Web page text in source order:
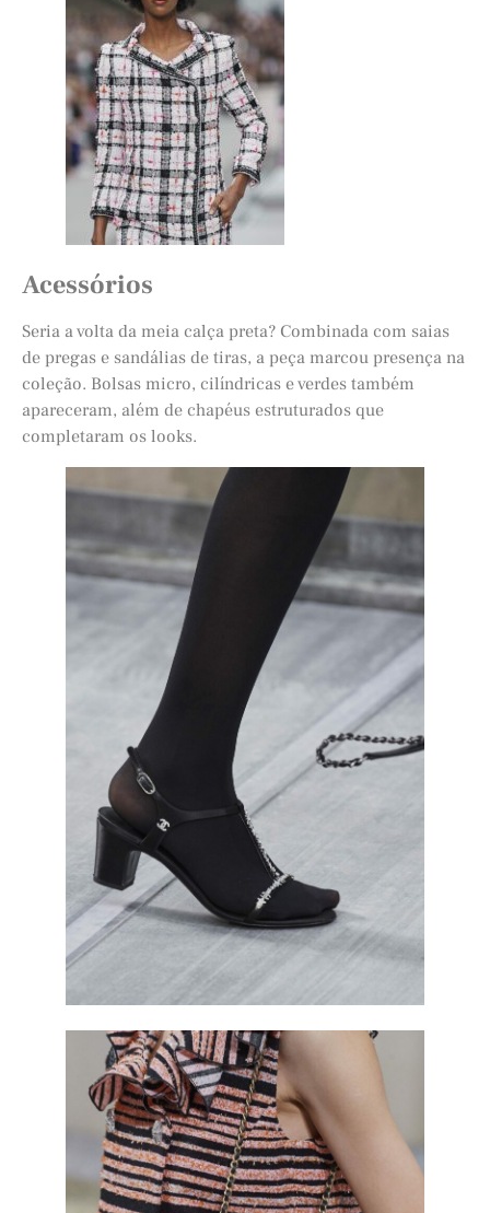
Acessórios
Seria a volta da meia calça preta? Combinada com saias
de pregas e sandálias de tiras, a peça marcou presença na
coleção. Bolsas micro, cilíndricas e verdes também
apareceram, além de chapéus estruturados que
completaram os looks.